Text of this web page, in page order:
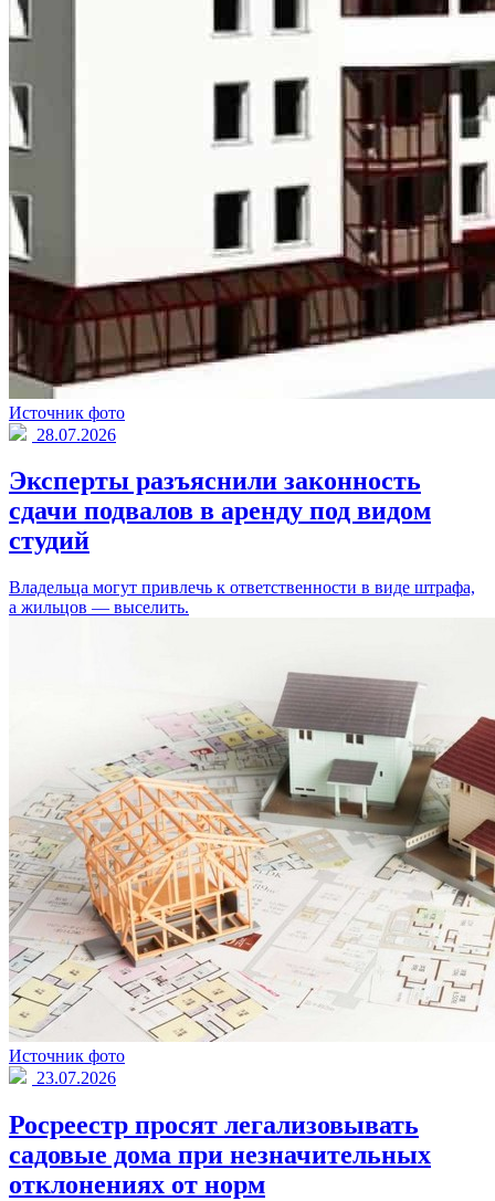
Источник фото
28.07.2026
Эксперты разъяснили законность
сдачи подвалов в аренду под видом
студий
Владельца могут привлечь к ответственности в виде штрафа,
а жильцов — выселить.
Источник фото
23.07.2026
Росреестр просят легализовывать
садовые дома при незначительных
отклонениях от норм